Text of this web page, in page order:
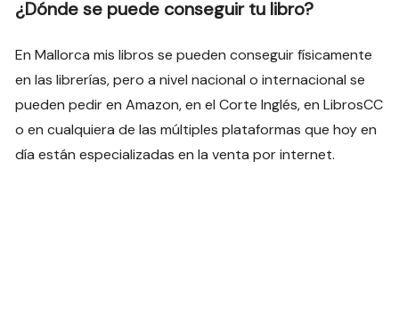
¿Dónde se puede conseguir tu libro?
En Mallorca mis libros se pueden conseguir físicamente
en las librerías, pero a nivel nacional o internacional se
pueden pedir en Amazon, en el Corte Inglés, en LibrosCC
o en cualquiera de las múltiples plataformas que hoy en
día están especializadas en la venta por internet.